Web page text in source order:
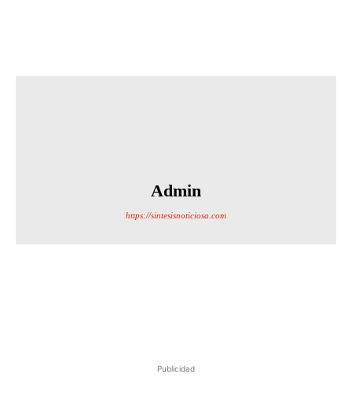
Admin
https://sintesisnoticiosa.com
Publicidad